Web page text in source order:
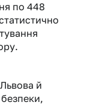
по 448
й